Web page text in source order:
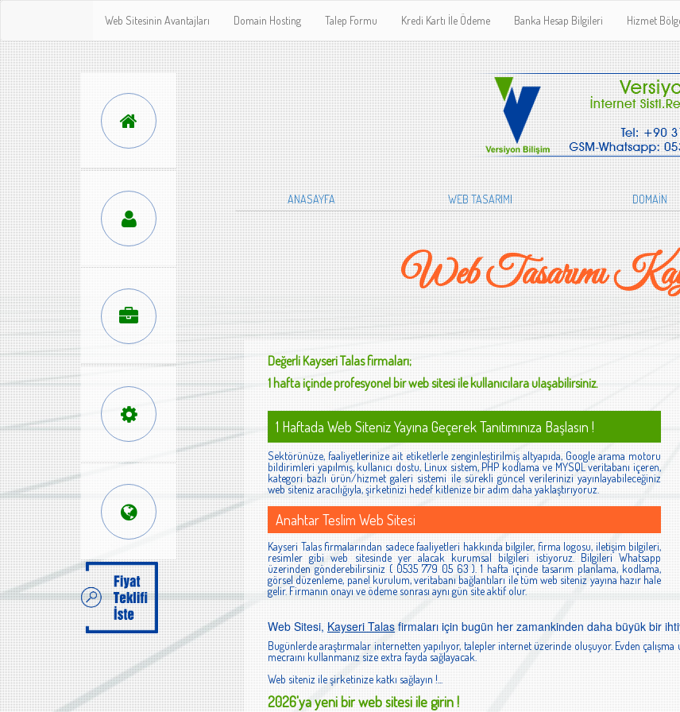
Web Sitesinin Avantajları Domain Hosting Talep Formu Kredi Kartı İle Ödeme Banka Hesap Bilgileri Hizmet
ANASAYFA WEB TASARIMI DOMAİN
Web Tasarımı
DeğerliKayseri Talasfirmaları;
1 hafta içinde profesyonel bir web sitesi ile kullanıcılara ulaşabilirsiniz.
1 Haftada Web Siteniz Yayına Geçerek Tanıtımınıza Başlasın !
Sektörünüze, faaliyetlerinize ait etiketlerle zenginleştirilmiş altyapıda, Google arama motoru
bildirimleri yapılmış, kullanıcı dostu, Linux sistem, PHP kodlama ve MYSQL veritabanı içeren,
kategori bazlı ürün/hizmet galeri sistemi ile sürekli güncel verilerinizi yayınlayabileceğiniz
web siteniz aracılığıyla, şirketinizi hedef kitlenize bir adım daha yaklaştırıyoruz.
Anahtar Teslim Web Sitesi
Kayseri Talas firmalarından sadece faaliyetleri hakkında bilgiler, firma logosu, iletişim bilgileri,
resimler gibi web sitesinde yer alacak kurumsal bilgileri istiyoruz. Bilgileri Whatsapp
üzerinden gönderebilirsiniz ( 0535 779 05 63 ). 1 hafta içinde tasarım planlama, kodlama,
görsel düzenleme, panel kurulum, veritabanı bağlantıları ile tüm web siteniz yayına hazır hale
gelir. Firmanın onayı ve ödeme sonrası aynı gün site aktif olur.
Web Sitesi,Kayseri Talasfirmaları için bugün her zamankinden daha büyük bir
Bugünlerde araştırmalar internetten yapılıyor, talepler internet üzerinde oluşuyor. Evden
mecraını kullanmanız size extra fayda sağlayacak.
Web siteniz ile şirketinize katkı sağlayın !...
2026'ya yeni bir web sitesi ile girin !